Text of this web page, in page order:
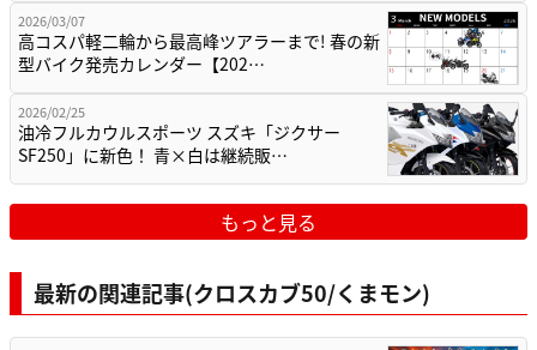
2026/03/07
高コスパ軽二輪から最高峰ツアラーまで! 春の新
型バイク発売カレンダー【202…
2026/02/25
油冷フルカウルスポーツ スズキ「ジクサー
SF250」に新色！ 青×白は継続販…
もっと見る
最新の関連記事(クロスカブ50/くまモン)